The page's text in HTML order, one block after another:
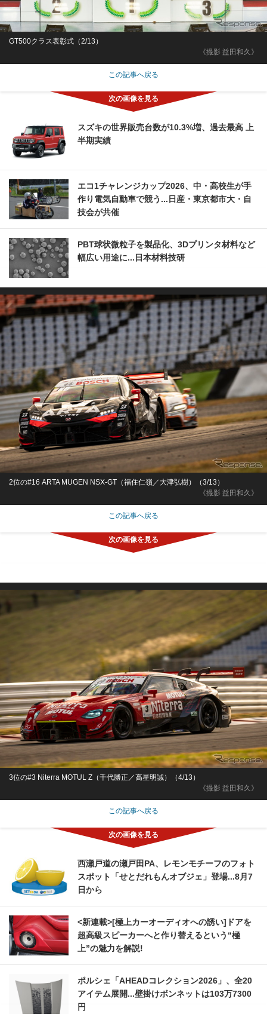
《撮影 益田和久》
GT500クラス表彰式（2/13）
この記事へ戻る
スズキの世界販売台数が10.3%増、過去最高 上
半期実績
エコ1チャレンジカップ2026、中・高校生が手
作り電気自動車で競う...日産・東京都市大・自
技会が共催
PBT球状微粒子を製品化、3Dプリンタ材料など
幅広い用途に...日本材料技研
《撮影 益田和久》
2位の#16 ARTA MUGEN NSX-GT（福住仁嶺／大津弘樹）（3/13）
この記事へ戻る
《撮影 益田和久》
3位の#3 Niterra MOTUL Z（千代勝正／高星明誠）（4/13）
この記事へ戻る
西瀬戸道の瀬戸田PA、レモンモチーフのフォト
スポット「せとだれもんオブジェ」登場...8月7
日から
<新連載>[極上カーオーディオへの誘い]ドアを
超高級スピーカーへと作り替えるという“極
上”の魅力を解説!
ポルシェ「AHEADコレクション2026」、全20
アイテム展開...壁掛けボンネットは103万7300
円